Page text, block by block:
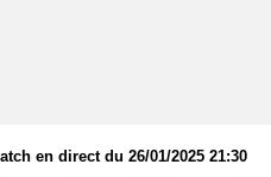
en direct du 26/01/2025 21:30